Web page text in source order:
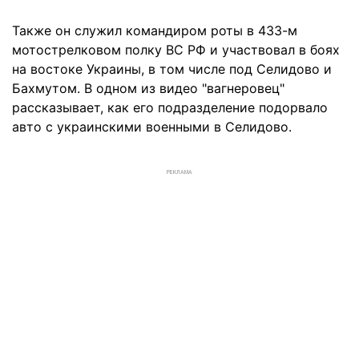
Также он служил командиром роты в 433-м
мотострелковом полку ВС РФ и участвовал в боях
на востоке Украины, в том числе под Селидово и
Бахмутом. В одном из видео "вагнеровец"
рассказывает, как его подразделение подорвало
авто с украинскими военными в Селидово.
РЕКЛАМА